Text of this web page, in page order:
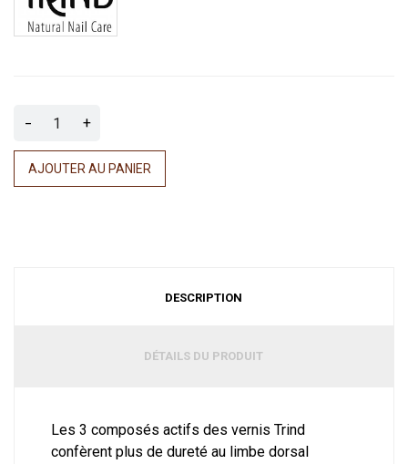
- +
AJOUTER AU PANIER
DESCRIPTION
DÉTAILS DU PRODUIT
Les 3 composés actifs des vernis Trind
confèrent plus de dureté au limbe dorsal